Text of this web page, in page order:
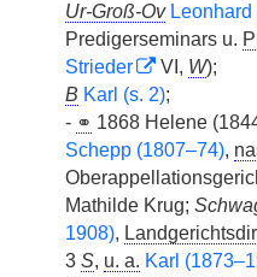
Ur-Groß-Ov
Predigerseminars u.
Strieder
VI, W);
B Karl (s. 2);
- ⚭ 1868 Helene
Schepp (1807–74),
Mathilde Krug;
1908),
3 S, u. a. Karl